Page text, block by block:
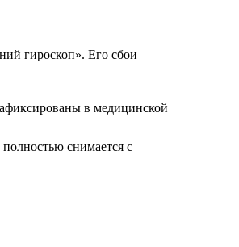
гироскоп». Его сбои
в медицинской
снимается с